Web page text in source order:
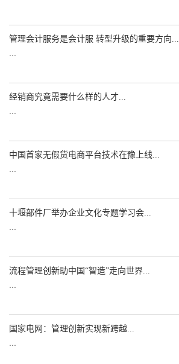
管理会计服务是会计服 转型升级的重要方向...
...
经销商究竟需要什么样的人才...
...
中国首家无假货电商平台技术在豫上线...
...
十堰部件厂举办企业文化专题学习会...
...
流程管理创新助中国“智造”走向世界...
...
国家电网：管理创新实现新跨越...
...